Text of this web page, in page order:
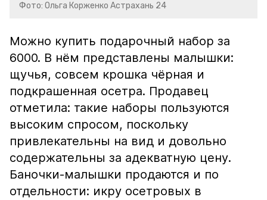
Фото: Ольга Корженко Астрахань 24
Можно купить подарочный набор за
6000. В нём представлены малышки:
щучья, совсем крошка чёрная и
подкрашенная осетра. Продавец
отметила: такие наборы пользуются
высоким спросом, поскольку
привлекательны на вид и довольно
содержательны за адекватную цену.
Баночки-малышки продаются и по
отдельности: икру осетровых в